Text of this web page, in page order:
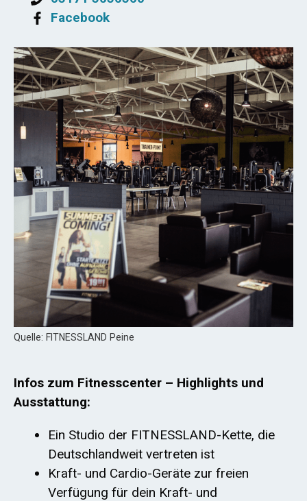
Facebook
Quelle: FITNESSLAND Peine
Infos zum Fitnesscenter – Highlights und
Ausstattung:
Ein Studio der FITNESSLAND-Kette, die
Deutschlandweit vertreten ist
Kraft- und Cardio-Geräte zur freien
Verfügung für dein Kraft- und